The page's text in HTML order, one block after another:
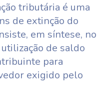
tributária é uma
de extinção do
em síntese, no
de saldo
para
exigido pelo